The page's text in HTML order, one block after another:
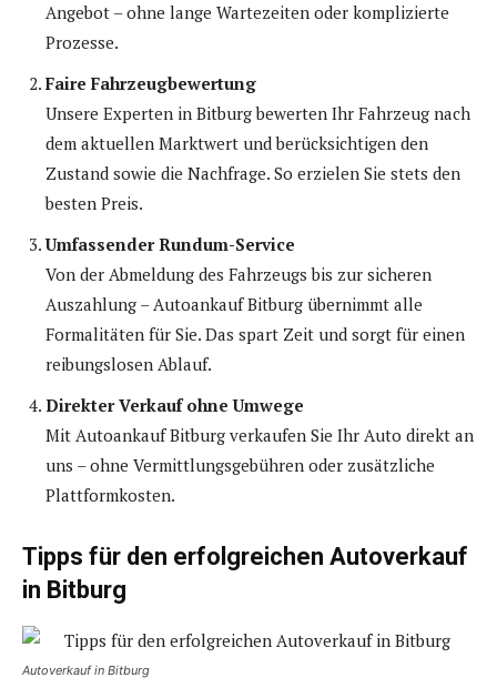
Angebot – ohne lange Wartezeiten oder komplizierte
Prozesse.
Faire Fahrzeugbewertung
Unsere Experten in Bitburg bewerten Ihr Fahrzeug nach
dem aktuellen Marktwert und berücksichtigen den
Zustand sowie die Nachfrage. So erzielen Sie stets den
besten Preis.
Umfassender Rundum-Service
Von der Abmeldung des Fahrzeugs bis zur sicheren
Auszahlung – Autoankauf Bitburg übernimmt alle
Formalitäten für Sie. Das spart Zeit und sorgt für einen
reibungslosen Ablauf.
Direkter Verkauf ohne Umwege
Mit Autoankauf Bitburg verkaufen Sie Ihr Auto direkt an
uns – ohne Vermittlungsgebühren oder zusätzliche
Plattformkosten.
Tipps für den erfolgreichen Autoverkauf
in Bitburg
Autoverkauf in Bitburg